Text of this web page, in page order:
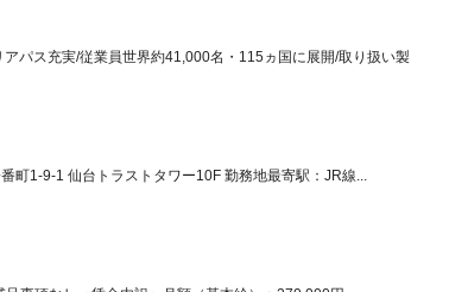
パス充実/従業員世界約41,000名・115ヵ国に展開/取り扱い製
町1-9-1 仙台トラストタワー10F 勤務地最寄駅：JR線...